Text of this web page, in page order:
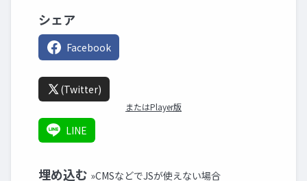
シェア
Facebook
(Twitter)
またはPlayer版
LINE
埋め込む »CMSなどでJSが使えない場合